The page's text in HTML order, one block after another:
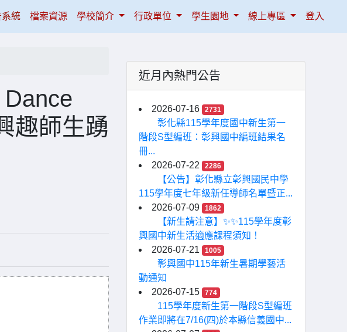
統 檔案資源 學校簡介 行政單位 學生園地 線上專區 登入
Dance
趣師生踴
近月內熱門公告
2026-07-16 2731
彰化縣115學年度國中新生第一
階段S型編班：彰興國中編班結果名
冊...
2026-07-22
2286
【公告】彰化縣立彰興國民中學
115學年度七年級新任導師名單暨正...
2026-07-09
1862
【新生請注意】✨✨115學年度彰
興國中新生活適應課程須知！
2026-07-21
1005
彰興國中115年新生暑期學藝活
動通知
2026-07-15
774
115學年度新生第一階段S型編班
作業即將在7/16(四)於本縣信義國中...